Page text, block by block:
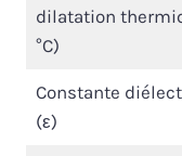
dilatation
°C)
Constante
(ε)